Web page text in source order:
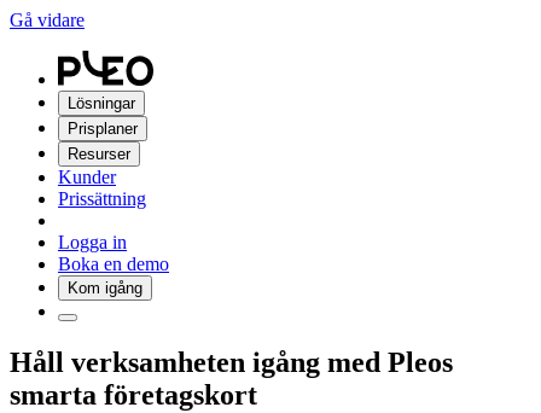
Gå vidare
Lösningar
Prisplaner
Resurser
Kunder
Prissättning
Logga in
Boka en demo
Kom igång
Håll verksamheten igång med Pleos
smarta företagskort